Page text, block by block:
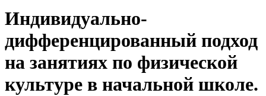
Индивидуально-
дифференцированный подход
на занятиях по физической
культуре в начальной школе.